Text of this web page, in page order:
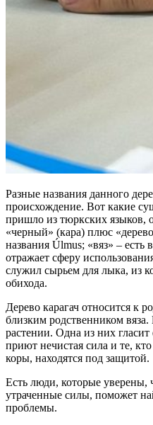
Разные названия данного
происхождение. Вот какие
пришло из тюркских языков,
«черный» (кара) плюс
названия Úlmus; «вяз» – есть
отражает сферу
служил сырьем для лыка, из
обихода.
Дерево карагач относится к
близким родственником
растении. Одна из них
приют нечистая сила и те,
коры, находятся под защитой.
Есть люди, которые уверены,
утраченные силы, поможет
проблемы.